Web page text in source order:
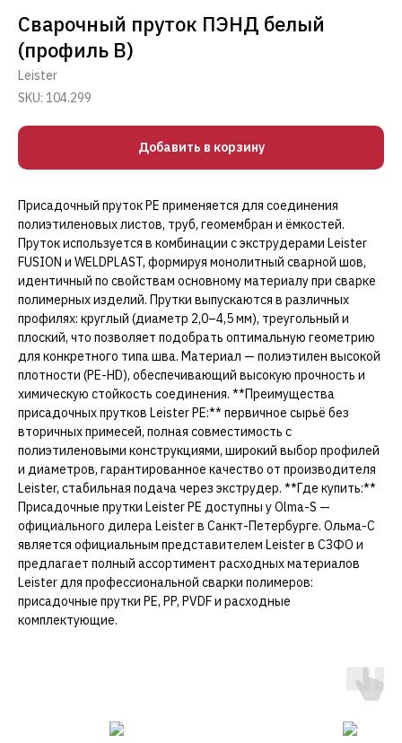
Сварочный пруток ПЭНД белый
(профиль В)
Leister
SKU: 104.299
Добавить в корзину
Присадочный пруток PE применяется для соединения
полиэтиленовых листов, труб, геомембран и ёмкостей.
Пруток используется в комбинации с экструдерами Leister
FUSION и WELDPLAST, формируя монолитный сварной шов,
идентичный по свойствам основному материалу при сварке
полимерных изделий. Прутки выпускаются в различных
профилях: круглый (диаметр 2,0–4,5 мм), треугольный и
плоский, что позволяет подобрать оптимальную геометрию
для конкретного типа шва. Материал — полиэтилен высокой
плотности (PE-HD), обеспечивающий высокую прочность и
химическую стойкость соединения. **Преимущества
присадочных прутков Leister PE:** первичное сырьё без
вторичных примесей, полная совместимость с
полиэтиленовыми конструкциями, широкий выбор профилей
и диаметров, гарантированное качество от производителя
Leister, стабильная подача через экструдер. **Где купить:**
Присадочные прутки Leister PE доступны у Olma-S —
официального дилера Leister в Санкт-Петербурге. Ольма-С
является официальным представителем Leister в СЗФО и
предлагает полный ассортимент расходных материалов
Leister для профессиональной сварки полимеров:
присадочные прутки PE, PP, PVDF и расходные
комплектующие.